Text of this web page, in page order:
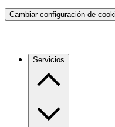
Cambiar configuración de
Servicios